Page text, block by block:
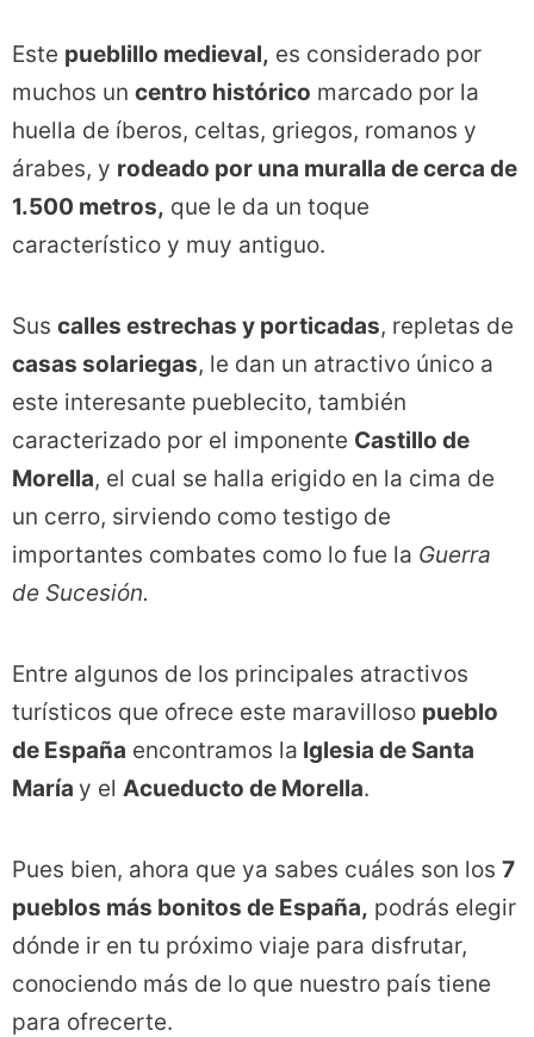
Este pueblillo medieval, es considerado por
muchos un centro histórico marcado por la
huella de íberos, celtas, griegos, romanos y
árabes, y rodeado por una muralla de cerca de
1.500 metros, que le da un toque
característico y muy antiguo.
Sus calles estrechas y porticadas, repletas de
casas solariegas, le dan un atractivo único a
este interesante pueblecito, también
caracterizado por el imponente Castillo de
Morella, el cual se halla erigido en la cima de
un cerro, sirviendo como testigo de
importantes combates como lo fue la Guerra
de Sucesión.
Entre algunos de los principales atractivos
turísticos que ofrece este maravilloso pueblo
de España encontramos la Iglesia de Santa
María y el Acueducto de Morella.
Pues bien, ahora que ya sabes cuáles son los 7
pueblos más bonitos de España, podrás elegir
dónde ir en tu próximo viaje para disfrutar,
conociendo más de lo que nuestro país tiene
para ofrecerte.